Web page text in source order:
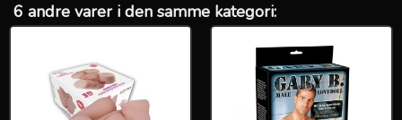
6 andre varer i den samme kategori: